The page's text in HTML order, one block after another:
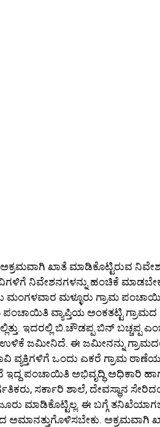
ಖಾತೆ ಮಾಡಿಕೊಟ್ಟಿರುವ
ನಿವೇಶನಗಳನ್ನು ಹಂಚಿಕೆ
ಮಂಗಳವಾರ ಮಳ್ಳೂರು ಗ್ರಾಮ
ಪಂಚಾಯಿತಿ ವ್ಯಾಪ್ತಿಯ ಅಂಕತಟ್ಟಿ
ಇದರಲ್ಲಿ ಬಿ.ಚೌಡಪ್ಪ ಬಿನ್ ಬಚ್ಚಪ್ಪ
ಉಳಿಕೆ ಜಮೀನಿದೆ. ಈ ಜಮೀನನ್ನು
ವ್ಯಕ್ತಿಗಳಿಗೆ ಒಂದು ಎಕರೆ ಗ್ರಾಮ
ಪಂಚಾಯಿತಿ ಅಭಿವೃದ್ಧಿ ಅಧಿಕಾರಿ
ಸರ್ಕಾರಿ ಶಾಲೆ, ದೇವಸ್ಥಾನ
ಮಾಡಿಕೊಟ್ಟಿಲ್ಲ. ಈ ಬಗ್ಗೆ
ಅಮಾನತ್ತುಗೊಳಿಸಬೇಕು. ಅಕ್ರಮವಾಗಿ